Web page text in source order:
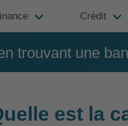
Crédit
trouvant une
est la